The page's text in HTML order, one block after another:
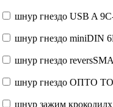
шнур гнездо USB A
шнур гнездо miniDIN
шнур гнездо
шнур гнездо ОПТО
шнур зажим